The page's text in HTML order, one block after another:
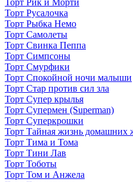
Торт Рик и Морти
Торт Русалочка
Торт Рыбка Немо
Торт Самолеты
Торт Свинка Пеппа
Торт Симпсоны
Торт Смурфики
Торт Спокойной ночи малыши
Торт Стар против сил зла
Торт Супер крылья
Торт Супермен (Superman)
Торт Суперкрошки
Торт Тайная жизнь домашних
Торт Тима и Тома
Торт Тини Лав
Торт Тоботы
Торт Том и Анжела